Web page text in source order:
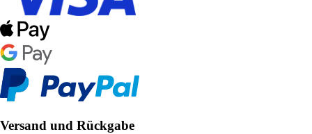
Versand und Rückgabe